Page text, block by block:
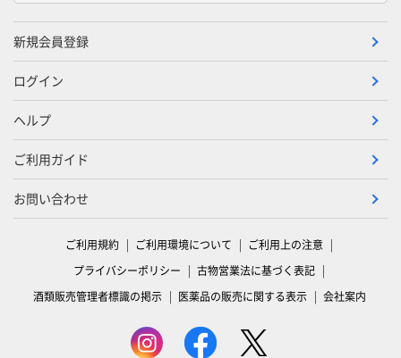
新規会員登録
ログイン
ヘルプ
ご利用ガイド
お問い合わせ
ご利用規約 ご利用環境について
ご利用上の注意
プライバシーポリシー
古物営業法に基づく表記
酒類販売管理者標識の掲示
医薬品の販売に関する表示 会社案内